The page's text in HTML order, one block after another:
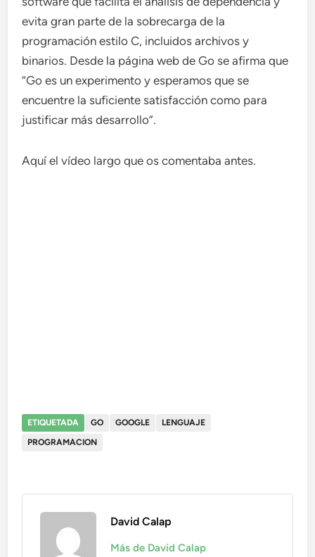
evita gran parte de la sobrecarga de la
programación estilo C, incluidos archivos y
binarios. Desde la página web de Go se afirma que
“Go es un experimento y esperamos que se
encuentre la suficiente satisfacción como para
justificar más desarrollo”.
Aquí el vídeo largo que os comentaba antes.
ETIQUETADA GO GOOGLE
LENGUAJE
PROGRAMACION
David Calap
Más de David Calap